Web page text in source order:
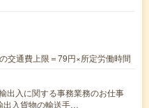
通費上限＝79円×所定労働時間
出入に関する事務業務のお仕事
出入貨物の輸送手…